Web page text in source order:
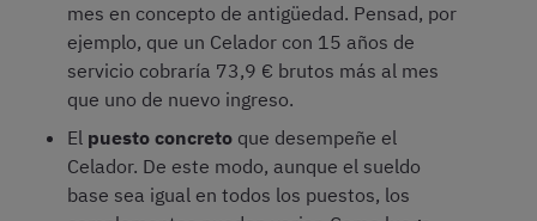
mes en concepto de antigüedad. Pensad, por
ejemplo, que un Celador con 15 años de
servicio cobraría 73,9 € brutos más al mes
que uno de nuevo ingreso.
El puesto concreto que desempeñe el
Celador. De este modo, aunque el sueldo
base sea igual en todos los puestos, los